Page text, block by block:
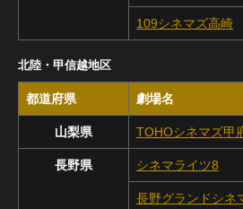
109シネマズ高崎
北陸・甲信越地区
都道府県 劇場名
山梨県 TOHOシネマズ甲
長野県 シネマライツ8
長野グランドシネ